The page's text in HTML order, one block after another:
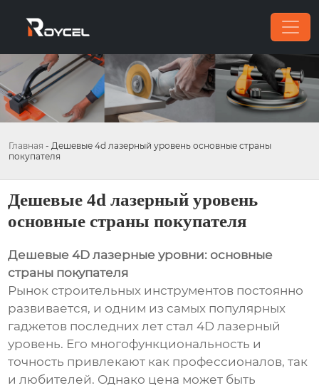
Главная - Дешевые 4d лазерный уровень основные страны
покупателя
Дешевые 4d лазерный уровень
основные страны покупателя
Дешевые 4D лазерные уровни: основные
страны покупателя
Рынок строительных инструментов постоянно
развивается, и одним из самых популярных
гаджетов последних лет стал 4D лазерный
уровень. Его многофункциональность и
точность привлекают как профессионалов, так
и любителей. Однако цена может быть